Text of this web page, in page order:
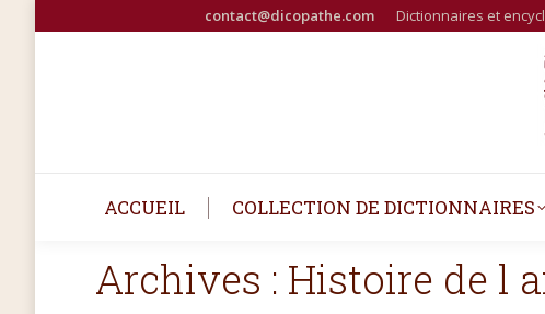
contact@dicopathe.com Dictionnaires et
ACCUEIL COLLECTION DE DICTIONNAIRES
Archives : Histoire de l